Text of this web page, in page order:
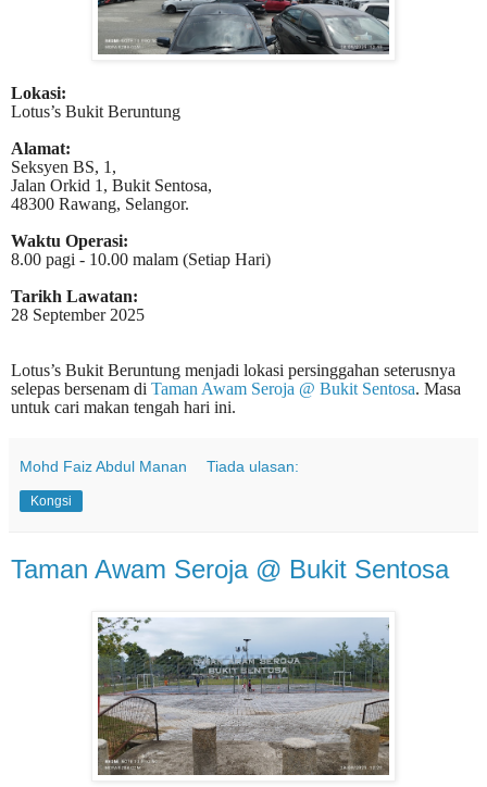
Lokasi:
Lotus’s Bukit Beruntung
Alamat:
Seksyen BS, 1,
Jalan Orkid 1, Bukit Sentosa,
48300 Rawang, Selangor.
Waktu Operasi:
8.00 pagi - 10.00 malam (Setiap Hari)
Tarikh Lawatan:
28 September 2025
Lotus’s Bukit Beruntung menjadi lokasi persinggahan seterusnya
selepas bersenam di Taman Awam Seroja @ Bukit Sentosa. Masa
untuk cari makan tengah hari ini.
Mohd Faiz Abdul Manan Tiada ulasan:
Kongsi
Taman Awam Seroja @ Bukit Sentosa